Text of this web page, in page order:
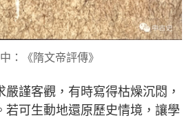
：《隋文帝評傳》
謹客觀，有時寫得枯燥沉悶，
若可生動地還原歷史情境，讓學